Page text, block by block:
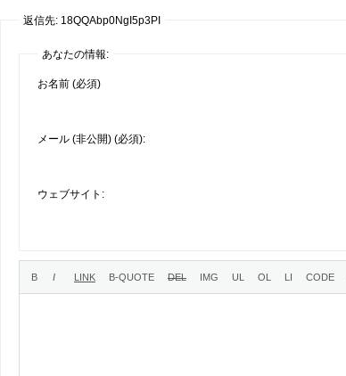
返信先: 18QQAbp0NgI5p3PI
あなたの情報:
お名前 (必須)
メール (非公開) (必須):
ウェブサイト: